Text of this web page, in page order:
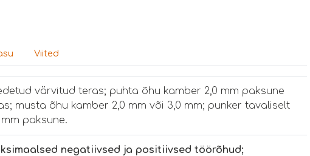
Viited
värvitud teras; puhta õhu kamber 2,0 mm paksune
musta õhu kamber 2,0 mm või 3,0 mm; punker tavaliselt
mm paksune.
negatiivsed ja positiivsed töörõhud;